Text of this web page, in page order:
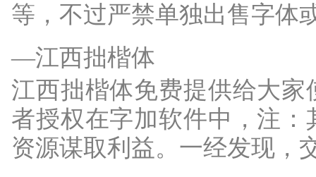
等，不过严禁单独出售字体
—江西拙楷体
江西拙楷体免费提供给大
者授权在字加软件中，注
资源谋取利益。一经发现，